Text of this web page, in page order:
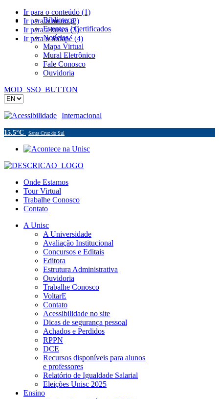
Ir para o conteúdo (1)
Ir para o menu (2)
Ir para a busca (3)
Ir para o rodapé (4)
Biblioteca
Eventos / Certificados
Notícias
Mapa Virtual
Mural Eletrônico
Fale Conosco
Ouvidoria
MOD_SSO_BUTTON
Acessibilidade Internacional
15.5°C Santa Cruz do Sul
Onde Estamos
Tour Virtual
Trabalhe Conosco
Contato
A Unisc
A Universidade
Avaliação Institucional
Concursos e Editais
Editora
Estrutura Administrativa
Ouvidoria
Trabalhe Conosco
VoltarE
Contato
Acessibilidade no site
Dicas de segurança pessoal
Achados e Perdidos
RPPN
DCE
Recursos disponíveis para alunos
e professores
Relatório de Igualdade Salarial
Eleições Unisc 2025
Ensino